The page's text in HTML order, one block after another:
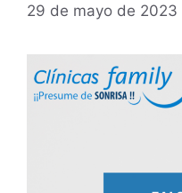
29 de mayo de 2023